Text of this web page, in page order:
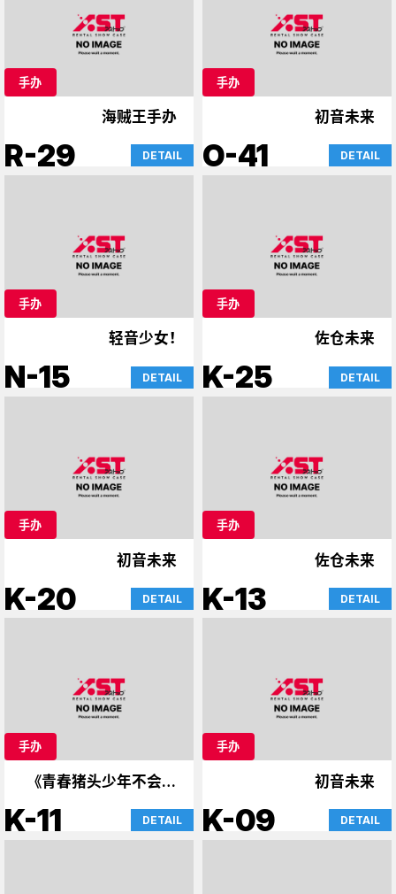
手办
海贼王手办
R-29 DETAIL
手办
初音未来
O-41 DETAIL
手办
轻音少女！
N-15 DETAIL
手办
佐仓未来
K-25 DETAIL
手办
初音未来
K-20 DETAIL
手办
佐仓未来
K-13 DETAIL
手办
《青春猪头少年不会梦
到兔女郎学姐&宇崎酱》
K-11 DETAIL
手办
初音未来
K-09 DETAIL